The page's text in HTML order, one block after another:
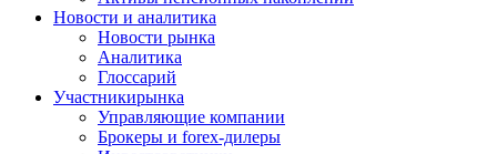
Новости и аналитика
Новости рынка
Аналитика
Глоссарий
Участникирынка
Управляющие компании
Брокеры и forex-дилеры